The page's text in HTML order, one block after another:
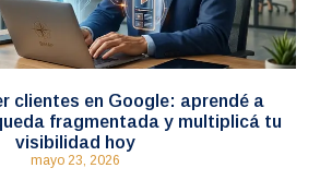
clientes en Google: aprendé a
fragmentada y multiplicá tu
visibilidad hoy
mayo 23, 2026